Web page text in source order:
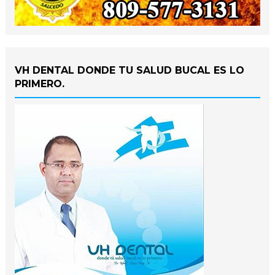
VH DENTAL DONDE TU SALUD BUCAL ES LO
PRIMERO.